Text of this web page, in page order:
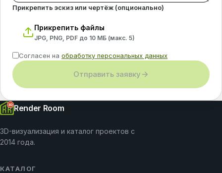
Прикрепить эскиз или чертёж (опционально)
Прикрепить файлы
JPG, PNG, PDF до 10 МБ (макс. 5)
Согласен на обработку персональных данных
Отправить заявку
Render Room
3D-визуализация и каталог проектов с
2014 года.
КАТАЛОГ